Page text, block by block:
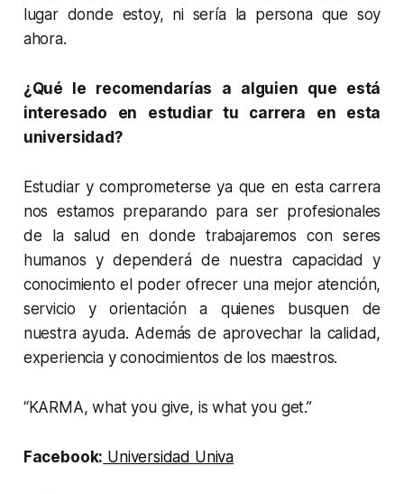
lugar donde estoy, ni sería la persona que soy
ahora.
¿Qué le recomendarías a alguien que está
interesado en estudiar tu carrera en esta
universidad?
Estudiar y comprometerse ya que en esta carrera
nos estamos preparando para ser profesionales
de la salud en donde trabajaremos con seres
humanos y dependerá de nuestra capacidad y
conocimiento el poder ofrecer una mejor atención,
servicio y orientación a quienes busquen de
nuestra ayuda. Además de aprovechar la calidad,
experiencia y conocimientos de los maestros.
“KARMA, what you give, is what you get.”
Facebook: Universidad Univa